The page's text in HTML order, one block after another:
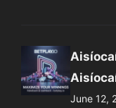
June 12,